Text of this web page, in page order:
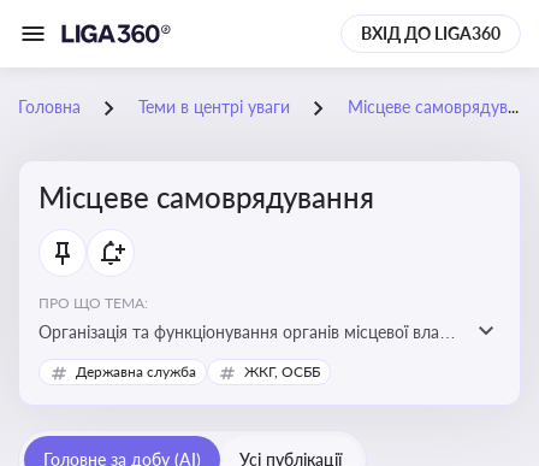
ВХІД ДО LIGA360
Головна Теми в центрі уваги Місцеве самоврядування
Місцеве самоврядування
ПРО ЩО ТЕМА:
Організація та функціонування органів місцевої влади,
які приймають рішення та здійснюють управлінські
функції на рівні місцевих громад (міст, сіл, селищ)
Державна служба ЖКГ, ОСББ
Головне за добу (AI) Усі публікації